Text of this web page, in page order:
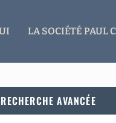
LA SOCIÉTÉ PAUL
RECHERCHE AVANCÉE